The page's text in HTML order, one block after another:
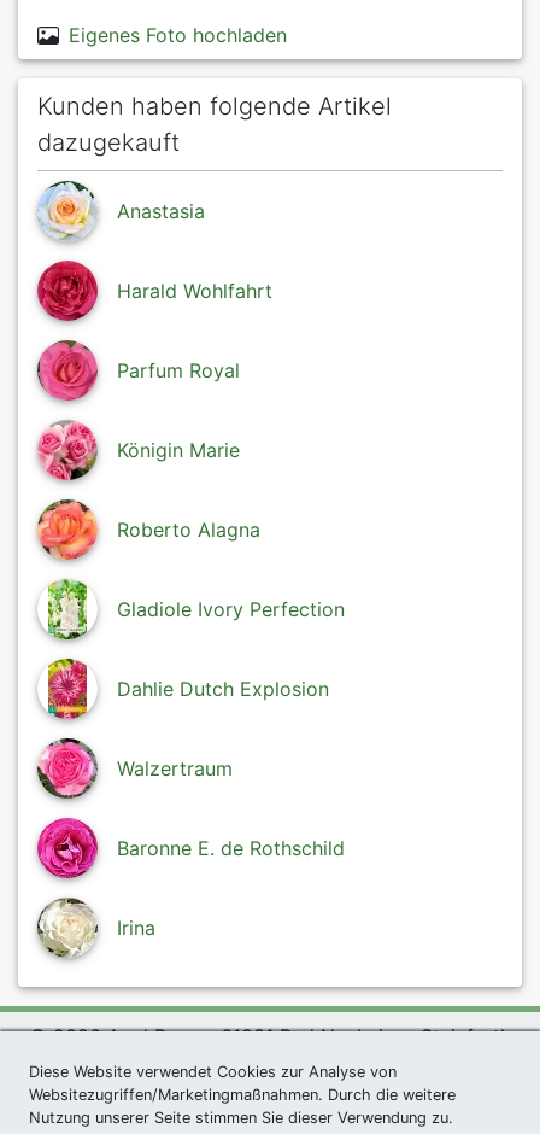
Eigenes Foto hochladen
Kunden haben folgende Artikel
dazugekauft
Anastasia
Harald Wohlfahrt
Parfum Royal
Königin Marie
Roberto Alagna
Gladiole Ivory Perfection
Dahlie Dutch Explosion
Walzertraum
Baronne E. de Rothschild
Irina
© 2026 Agel Rosen, 61231 Bad Nauheim - Steinfurth
exklusives Präsent *|Agel Rosen Wiki
Datenschutzerklärung|Impressum|Links|Sitemap
Diese Website verwendet Cookies zur Analyse von
Websitezugriffen/Marketingmaßnahmen. Durch die weitere
Nutzung unserer Seite stimmen Sie dieser Verwendung zu.